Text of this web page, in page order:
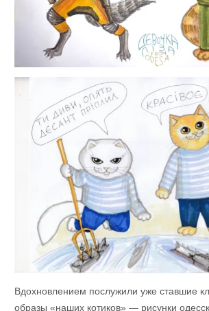
Вдохновлением послужили уже ставшие
образы «наших котиков» — рисунки